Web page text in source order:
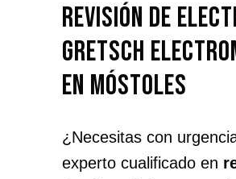
revisión de
Gretsch
en Móstoles
¿Necesitas con
experto cualificado en